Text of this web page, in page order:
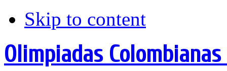
Skip to content
Olimpiadas